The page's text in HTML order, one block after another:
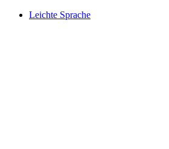
Leichte Sprache